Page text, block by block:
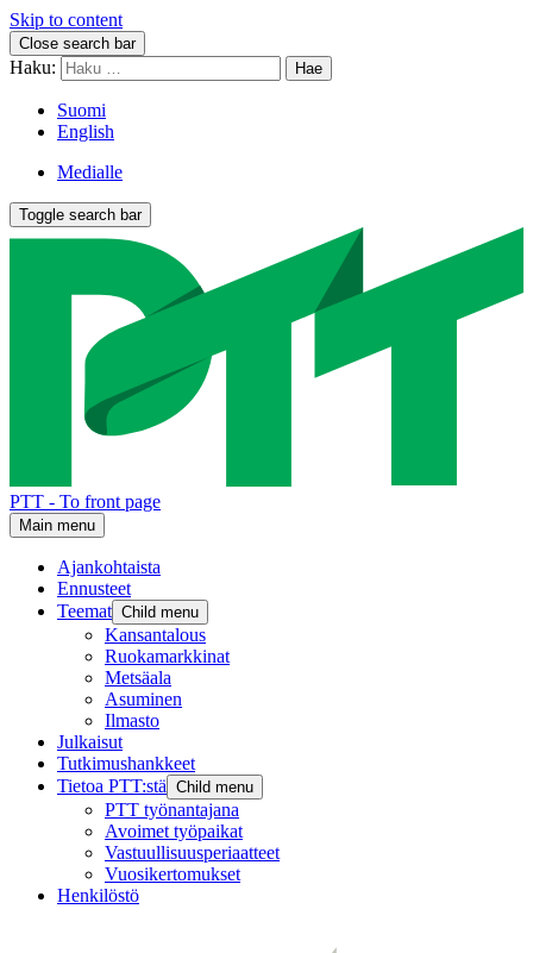
Skip to content
Close search bar
Haku:
Suomi
English
Medialle
Toggle search bar
PTT - To front page
Main menu
Ajankohtaista
Ennusteet
Teemat Child menu
Kansantalous
Ruokamarkkinat
Metsäala
Asuminen
Ilmasto
Julkaisut
Tutkimushankkeet
Tietoa PTT:stä Child menu
PTT työnantajana
Avoimet työpaikat
Vastuullisuusperiaatteet
Vuosikertomukset
Henkilöstö